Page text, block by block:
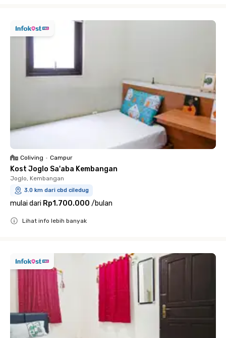
Coliving • Campur
Kost Joglo Sa'aba Kembangan
Joglo, Kembangan
3.0 km dari cbd ciledug
mulai dari Rp1.700.000 /bulan
Lihat info lebih banyak